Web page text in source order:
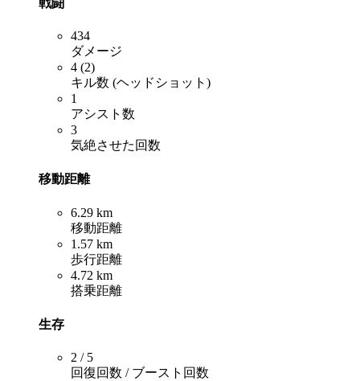
434
ダメージ
4 (2)
キル数 (ヘッドショット)
1
アシスト数
3
気絶させた回数
移動距離
6.29 km
移動距離
1.57 km
歩行距離
4.72 km
搭乗距離
生存
2 / 5
回復回数 / ブースト回数